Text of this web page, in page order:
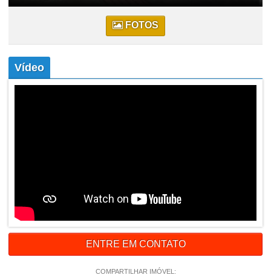
FOTOS
Vídeo
ENTRE EM CONTATO
COMPARTILHAR IMÓVEL: